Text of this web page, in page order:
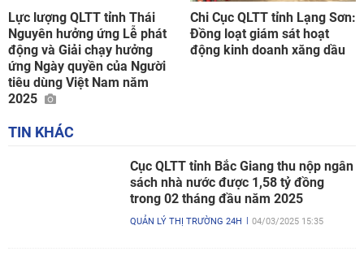
Lực lượng QLTT tỉnh Thái
Nguyên hưởng ứng Lễ phát
động và Giải chạy hưởng
ứng Ngày quyền của Người
tiêu dùng Việt Nam năm
2025
Chi Cục QLTT tỉnh Lạng Sơn:
Đồng loạt giám sát hoạt
động kinh doanh xăng dầu
TIN KHÁC
Cục QLTT tỉnh Bắc Giang thu nộp ngân
sách nhà nước được 1,58 tỷ đồng
trong 02 tháng đầu năm 2025
QUẢN LÝ THỊ TRƯỜNG 24H 04/03/2025 15:35